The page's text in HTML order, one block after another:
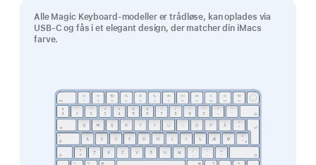
Alle Magic Keyboard‑modeller er trådløse, kan oplades via
USB‑C og fås i et elegant design, der matcher din iMacs
farve.